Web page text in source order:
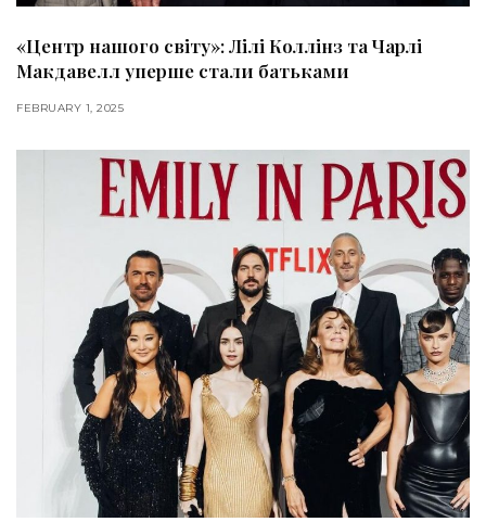
«Центр нашого світу»: Лілі Коллінз та Чарлі
Макдавелл уперше стали батьками
FEBRUARY 1, 2025